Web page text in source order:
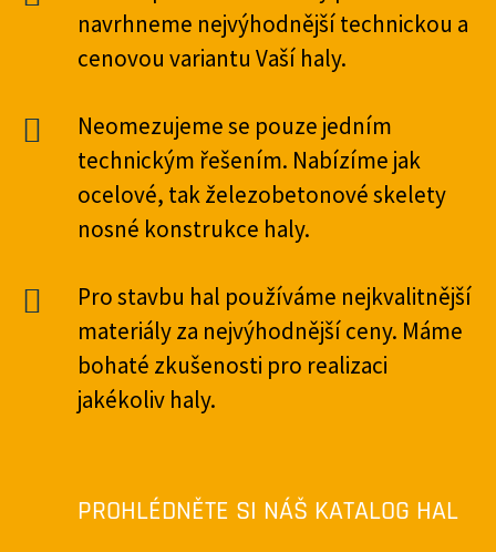
navrhneme nejvýhodnější technickou a
cenovou variantu Vaší haly.
Neomezujeme se pouze jedním
technickým řešením. Nabízíme jak
ocelové, tak železobetonové skelety
nosné konstrukce haly.
Pro stavbu hal používáme nejkvalitnější
materiály za nejvýhodnější ceny. Máme
bohaté zkušenosti pro realizaci
jakékoliv haly.
PROHLÉDNĚTE SI NÁŠ KATALOG HAL